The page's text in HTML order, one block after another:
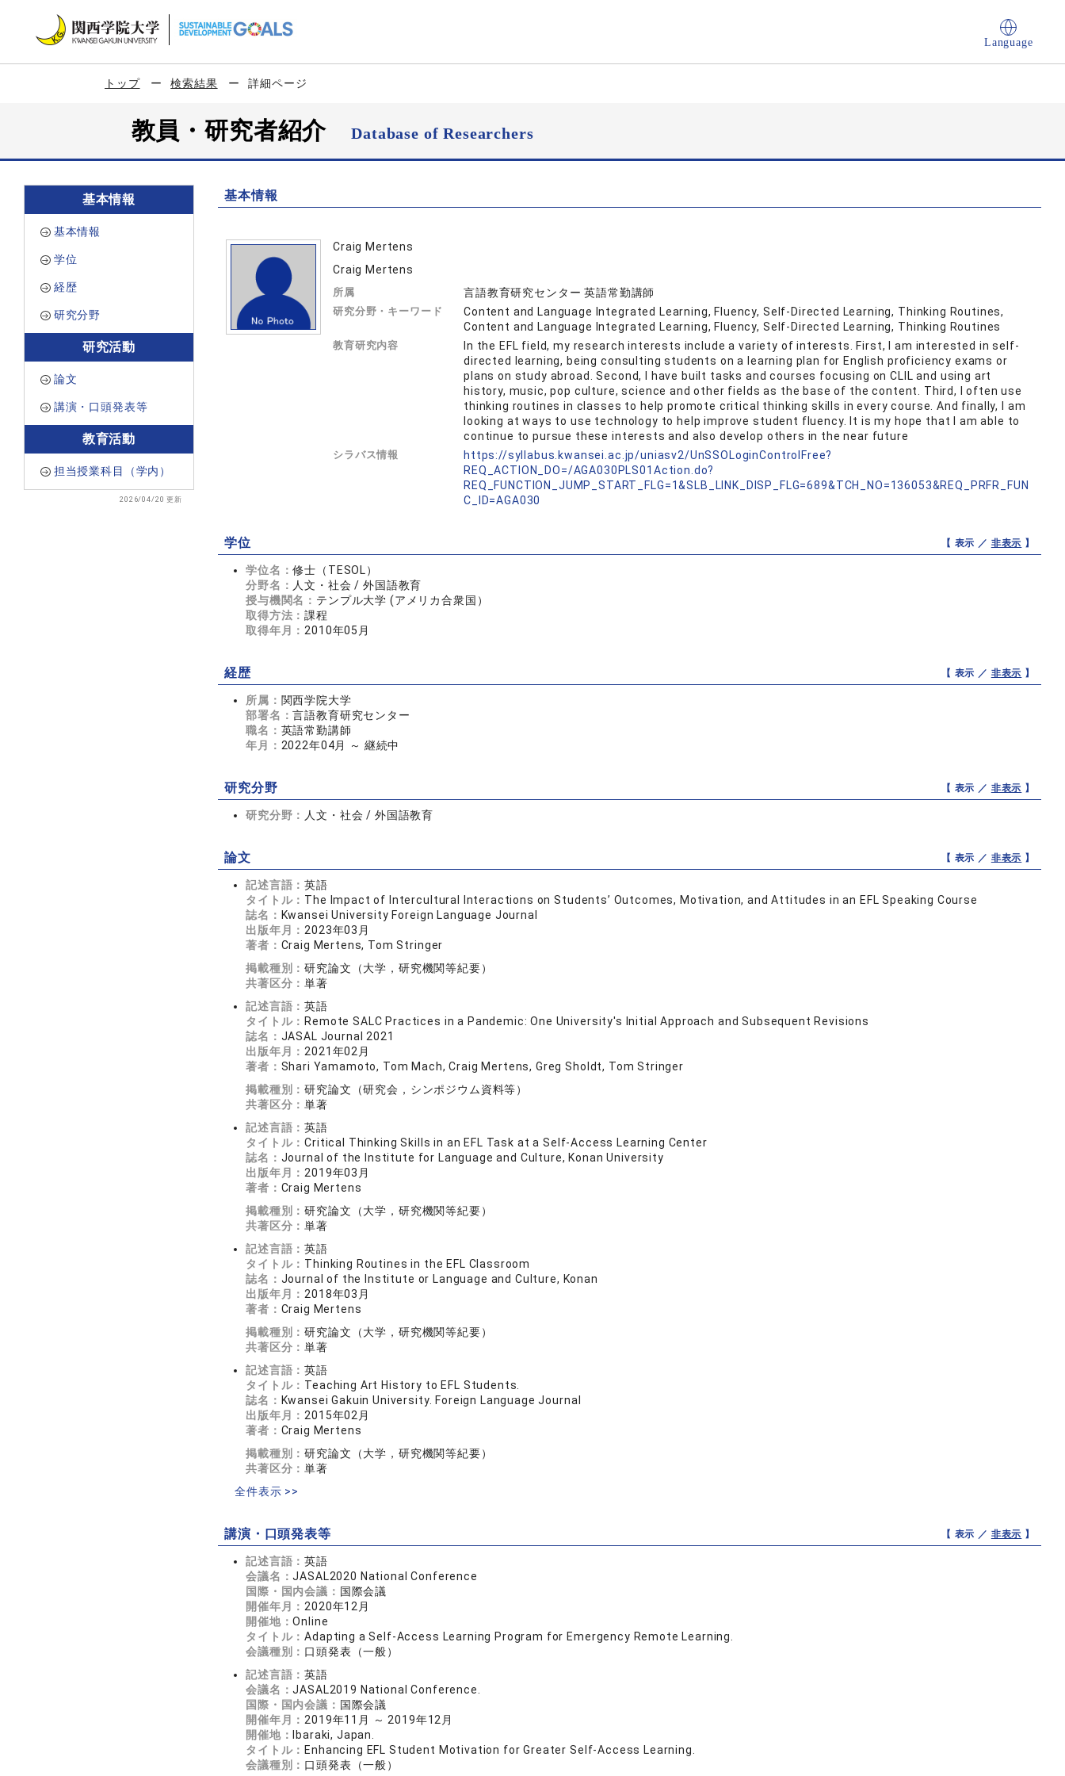
Language
トップ 検索結果 詳細ページ
教員・研究者紹介Database of Researchers
基本情報
基本情報
学位
経歴
研究分野
研究活動
論文
講演・口頭発表等
教育活動
担当授業科目（学内）
2026/04/20 更新
基本情報
Craig Mertens
Craig Mertens
所属 言語教育研究センター 英語常勤講師
研究分野・キーワード
Content and Language Integrated Learning, Fluency, Self-Directed Learning, Thinking Routines,
Content and Language Integrated Learning, Fluency, Self-Directed Learning, Thinking Routines
教育研究内容
In the EFL field, my research interests include a variety of interests. First, I am interested in self-
directed learning, being consulting students on a learning plan for English proficiency exams or
plans on study abroad. Second, I have built tasks and courses focusing on CLIL and using art
history, music, pop culture, science and other fields as the base of the content. Third, I often use
thinking routines in classes to help promote critical thinking skills in every course. And finally, I am
looking at ways to use technology to help improve student fluency. It is my hope that I am able to
continue to pursue these interests and also develop others in the near future
シラバス情報
https://syllabus.kwansei.ac.jp/uniasv2/UnSSOLoginControlFree?
REQ_ACTION_DO=/AGA030PLS01Action.do?
REQ_FUNCTION_JUMP_START_FLG=1&SLB_LINK_DISP_FLG=689&TCH_NO=136053&REQ_PRFR_FUN
C_ID=AGA030
学位 【 表示 ／ 非表示 】
学位名：修士（TESOL）
分野名： 人文・社会 / 外国語教育
授与機関名： テンプル大学 (アメリカ合衆国）
取得方法：課程
取得年月： 2010年05月
経歴 【 表示 ／ 非表示 】
所属： 関西学院大学
部署名：言語教育研究センター
職名： 英語常勤講師
年月： 2022年04月 ～ 継続中
研究分野 【 表示 ／ 非表示 】
研究分野： 人文・社会 / 外国語教育
論文 【 表示 ／ 非表示 】
記述言語：英語
タイトル： The Impact of Intercultural Interactions on Students’ Outcomes, Motivation, and Attitudes in an EFL Speaking Course
誌名： Kwansei University Foreign Language Journal
出版年月： 2023年03月
著者： Craig Mertens, Tom Stringer
掲載種別：研究論文（大学，研究機関等紀要）
共著区分：単著
記述言語：英語
タイトル： Remote SALC Practices in a Pandemic: One University's Initial Approach and Subsequent Revisions
誌名： JASAL Journal 2021
出版年月： 2021年02月
著者： Shari Yamamoto, Tom Mach, Craig Mertens, Greg Sholdt, Tom Stringer
掲載種別：研究論文（研究会，シンポジウム資料等）
共著区分：単著
記述言語：英語
タイトル：Critical Thinking Skills in an EFL Task at a Self-Access Learning Center
誌名： Journal of the Institute for Language and Culture, Konan University
出版年月： 2019年03月
著者： Craig Mertens
掲載種別：研究論文（大学，研究機関等紀要）
共著区分：単著
記述言語：英語
タイトル： Thinking Routines in the EFL Classroom
誌名： Journal of the Institute or Language and Culture, Konan
出版年月： 2018年03月
著者： Craig Mertens
掲載種別：研究論文（大学，研究機関等紀要）
共著区分：単著
記述言語：英語
タイトル： Teaching Art History to EFL Students.
誌名： Kwansei Gakuin University. Foreign Language Journal
出版年月： 2015年02月
著者： Craig Mertens
掲載種別：研究論文（大学，研究機関等紀要）
共著区分：単著
全件表示 >>
講演・口頭発表等 【 表示 ／ 非表示 】
記述言語：英語
会議名：JASAL2020 National Conference
国際・国内会議： 国際会議
開催年月： 2020年12月
開催地：Online
タイトル：Adapting a Self-Access Learning Program for Emergency Remote Learning.
会議種別： 口頭発表（一般）
記述言語：英語
会議名：JASAL2019 National Conference.
国際・国内会議： 国際会議
開催年月： 2019年11月 ～ 2019年12月
開催地：
Ibaraki, Japan.
タイトル： Enhancing EFL Student Motivation for Greater Self-Access Learning.
会議種別： 口頭発表（一般）